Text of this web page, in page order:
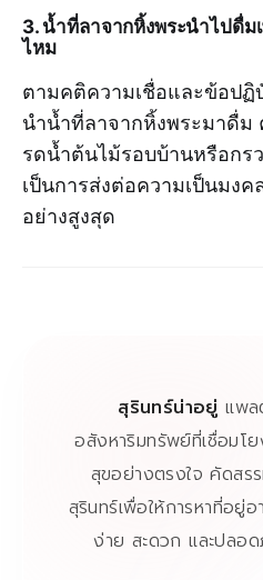
3. น้ำที่ลาจากหิ้งพระนำไปดื่ม
ไหม
ตามคติความเชื่อและข้อป
นำน้ำที่ลาจากหิ้งพระมาดื่ม
รดน้ำต้นไม้รอบบ้านหรือกร
เป็นการส่งต่อความเป็นมง
อย่างสูงสุด
สุรินทร์น่าอยู่ แพล
อสังหาริมทรัพย์ที่เชื่อมโ
สุขอย่างตรงใจ คัดสร
สุรินทร์เพื่อให้การหาที่อยู่
ง่าย สะดวก และปลอ